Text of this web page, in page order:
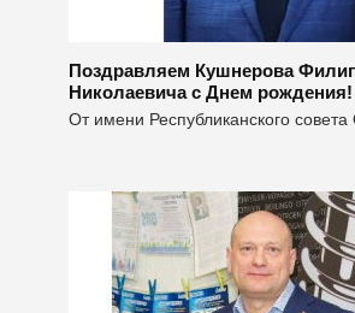
Поздравляем Кушнерова
Николаевича с Днем рождения!
От имени Республиканского